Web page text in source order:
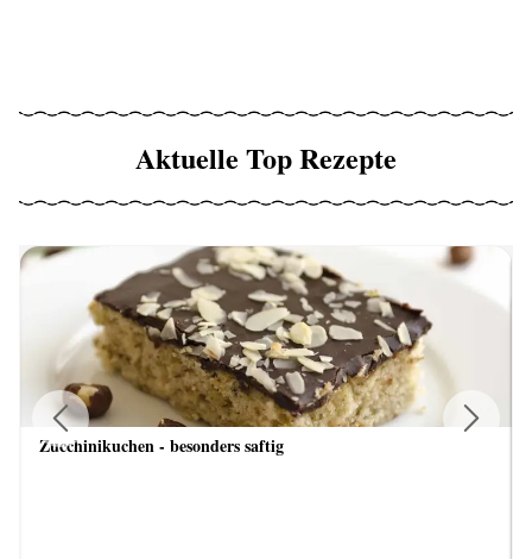
Aktuelle Top Rezepte
Zucchinikuchen - besonders saftig
Previous